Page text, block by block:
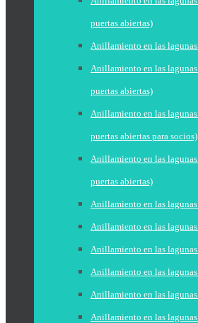
puertas abiertas)
Anillamiento en las
Anillamiento en las
puertas abiertas)
Anillamiento en las
puertas abiertas para socios)
Anillamiento en las
puertas abiertas)
Anillamiento en las
Anillamiento en las
Anillamiento en las
Anillamiento en las
Anillamiento en las
Anillamiento en las